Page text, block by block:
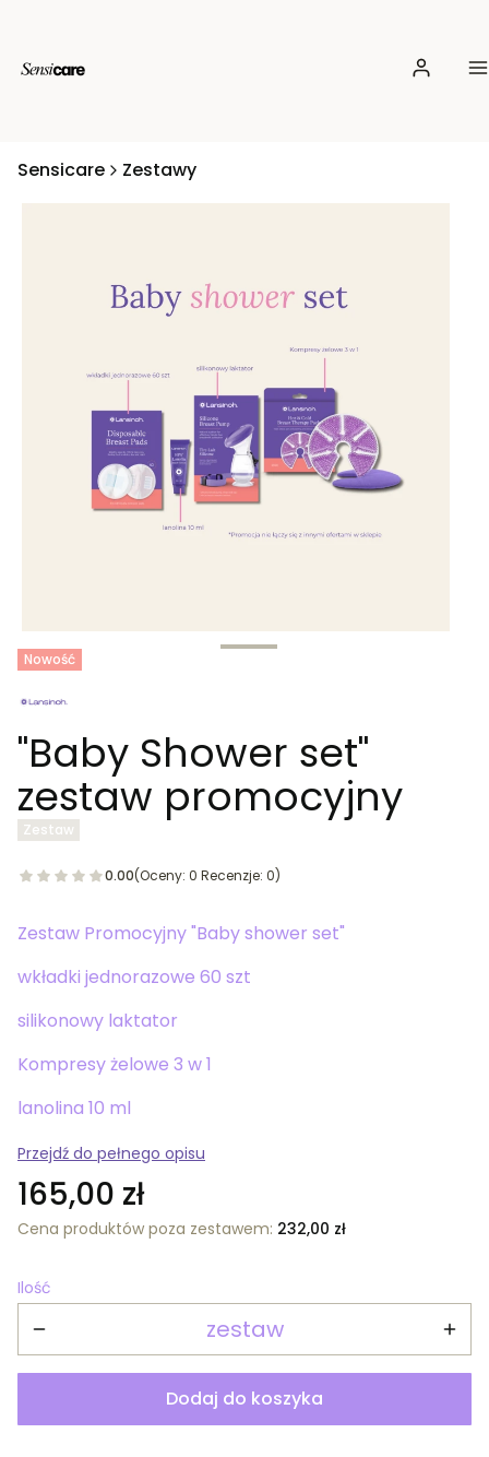
Zaloguj
Sensicare Zestawy
Tagi produktu
Nowość
"Baby Shower set"
zestaw promocyjny
Zestaw
0.00(Oceny: 0 Recenzje: 0)
Zestaw Promocyjny "Baby shower set"
wkładki jednorazowe 60 szt
silikonowy laktator
Kompresy żelowe 3 w 1
lanolina 10 ml
Przejdź do pełnego opisu
Cena
165,00 zł
Cena produktów poza zestawem: 232,00 zł
Ilość
zestaw
Dodaj do koszyka